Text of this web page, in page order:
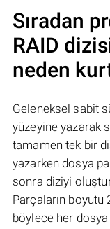
Sıradan
RAID
neden
Geleneksel sabit
yüzeyine yazarak
tamamen tek bir
yazarken dosya
sonra diziyi
Parçaların boyutu
böylece her dosya